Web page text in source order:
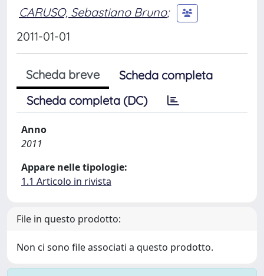
CARUSO, Sebastiano Bruno;
2011-01-01
Scheda breve
Scheda completa
Scheda completa (DC)
Anno
2011
Appare nelle tipologie:
1.1 Articolo in rivista
File in questo prodotto:
Non ci sono file associati a questo prodotto.